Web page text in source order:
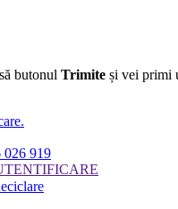
butonul Trimite și vei primi
026 919